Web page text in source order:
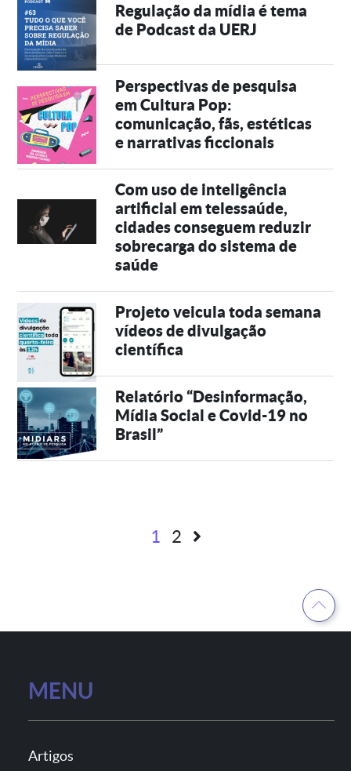
Regulação da mídia é tema
de Podcast da UERJ
Perspectivas de pesquisa
em Cultura Pop:
comunicação, fãs, estéticas
e narrativas ficcionais
Com uso de inteligência
artificial em telessaúde,
cidades conseguem reduzir
sobrecarga do sistema de
saúde
Projeto veicula toda semana
vídeos de divulgação
científica
Relatório “Desinformação,
Mídia Social e Covid-19 no
Brasil”
1 2
MENU
Artigos